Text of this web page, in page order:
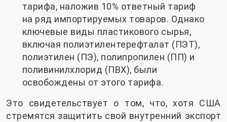
тарифа, наложив 10% ответный тариф
на ряд импортируемых товаров. Однако
ключевые виды пластикового сырья,
включая полиэтилентерефталат (ПЭТ),
полиэтилен (ПЭ), полипропилен (ПП) и
поливинилхлорид (ПВХ), были
освобождены от этого тарифа.
Это свидетельствует о том, что, хотя США
стремятся защитить свой внутренний экспорт